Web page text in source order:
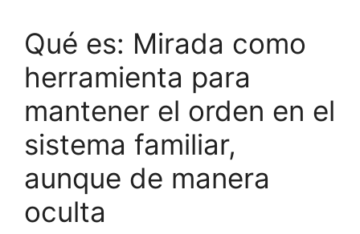
Qué es: Mirada como
herramienta para
mantener el orden en el
sistema familiar,
aunque de manera
oculta